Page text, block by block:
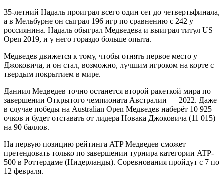
35-летний Надаль проиграл всего один сет до четвертьфинала,
а в Мельбурне он сыграл 196 игр по сравнению с 242 у
россиянина. Надаль обыграл Медведева и выиграл титул US
Open 2019, и у него гораздо больше опыта.
Медведев движется к тому, чтобы отнять первое место у
Джоковича, и он стал, возможно, лучшим игроком на корте с
твердым покрытием в мире.
Даниил Медведев точно останется второй ракеткой мира по
завершении Открытого чемпионата Австралии — 2022. Даже
в случае победы на Australian Open Медведев наберёт 10 925
очков и будет отставать от лидера Новака Джоковича (11 015)
на 90 баллов.
На первую позицию рейтинга ATP Медведев сможет
претендовать только по завершении турнира категории ATP-
500 в Роттердаме (Нидерланды). Соревнования пройдут с 7 по
12 февраля.